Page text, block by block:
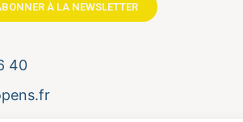
À LA NEWSLETTER
40